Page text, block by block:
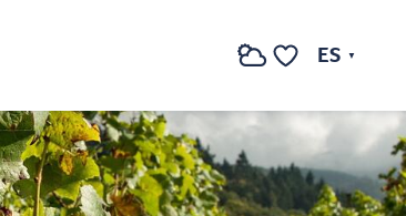
Buscar ES